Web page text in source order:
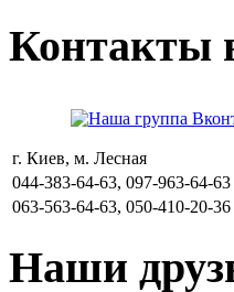
Контакты
г. Киев, м. Лесная
044-383-64-63, 097-963-64-63
063-563-64-63, 050-410-20-36
Наши